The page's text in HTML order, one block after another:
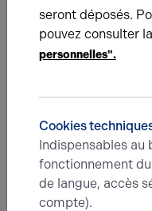
Total
Énergie
seront déposés.
pouvez consulter
personnelles".
Cookies
Indispensables au
fonctionnement
de langue, accès
compte).